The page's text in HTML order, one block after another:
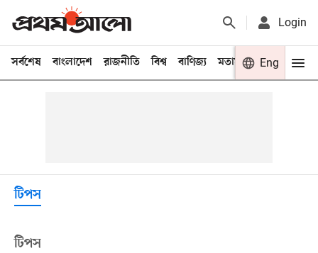
Login
সর্বশেষ বাংলাদেশ রাজনীতি বিশ্ব বাণিজ্য মতামত খেলা
Eng
টিপস
টিপস